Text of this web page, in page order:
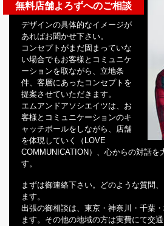
無料店舗よろずへのご相談
デザインの具体的なイメージが
あればお聞かせ下さい。
コンセプトがまだ固まっていな
い場合でもお客様とコミュニケ
ーションを取ながら、立地条
件、客層にあったコンセプトを
提案させていただきます。
エムアンドアソシエイツは、お
客様とコミュニケーションのキ
ャッチボールをしながら、店舗
を体現していく（LOVE
COMMUNICATION）、心からの対話を
す。
まずは御連絡下さい。どのような質問
ます。
出張の御相談は、東京・神奈川・千葉
ます。その他の地域の方は実費にて交